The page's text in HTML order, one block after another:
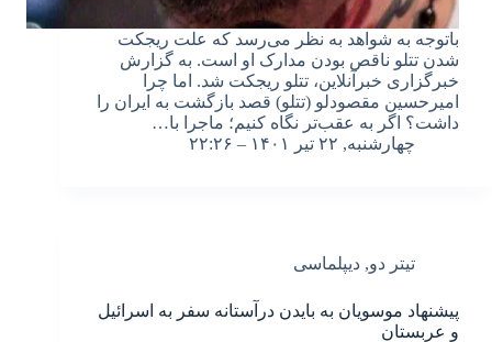
باتوجه به شواهد به نظر می‌رسد که علت ریجکت
شدن تتلو ناقص بودن مدارک او است. به گزارش
خبرگزاری خبرآنلاین، تتلو ریجکت شد. اما چرا
امیرحسین مقصودلو (تتلو) قصد بازگشت به ایران را
داشت؟ اگر به عقب‌تر نگاه کنیم؛ ماجرا با…
چهارشنبه, ۲۲ تیر ۱۴۰۱ – ۲۲:۲۶
تیتر دو, دیپلماسی
پیشنهاد موسویان به بایدن درآستانه سفر به اسرائیل
و عربستان